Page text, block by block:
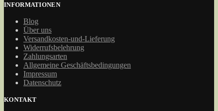
INFORMATIONEN
Blog
Über uns
Versandkosten-und-Lieferung
Widerrufsbelehrung
Zahlungsarten
Allgemeine Geschäftsbedingungen
Impressum
Datenschutz
KONTAKT